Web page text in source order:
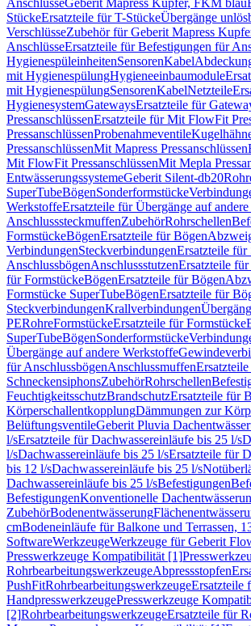
AnschlüsseGeberit Mapress Kupfer, FKM blau
StückeErsatzteile für T-StückeÜbergänge
VerschlüsseZubehör für Geberit Mapress
AnschlüsseErsatzteile für Befestigungen für
HygienespüleinheitenSensorenKabel
mit HygienespülungHygieneeinbaumodule
mit HygienespülungSensorenKabelNetzteile
HygienesystemGatewaysErsatzteile für
PressanschlüssenErsatzteile für Mit FlowFit
PressanschlüssenProbenahmeventile
PressanschlüssenMit Mapress Pressanschlüssen
Mit FlowFit PressanschlüssenMit Mepla
EntwässerungssystemeGeberit Silent-db20
SuperTubeBögenSonderformstücke
WerkstoffeErsatzteile für Übergänge auf
AnschlusssteckmuffenZubehörRohrschellen
FormstückeBögenErsatzteile für Bögen
VerbindungenSteckverbindungenErsatzteile für
AnschlussbögenAnschlussstutzenErsatzteile für
für FormstückeBögenErsatzteile für Bögen
Formstücke SuperTubeBögenErsatzteile für
SteckverbindungenKrallverbindungen
PERohreFormstückeErsatzteile für Formstücke
SuperTubeBögenSonderformstücke
Übergänge auf andere Werkstoffe
für AnschlussbögenAnschlussmuffen
SchneckensiphonsZubehörRohrschellen
FeuchtigkeitsschutzBrandschutzErsatzteile für
KörperschallentkopplungDämmungen zur
BelüftungsventileGeberit Pluvia
l/sErsatzteile für Dachwassereinläufe bis 25 l/s
l/sDachwassereinläufe bis 25 l/sErsatzteile für
bis 12 l/sDachwassereinläufe bis 25 l/s
Dachwassereinläufe bis 25 l/sBefestigungen
BefestigungenKonventionelle
ZubehörBodenentwässerung
cmBodeneinläufe für Balkone und Terrassen,
SoftwareWerkzeugeWerkzeuge für Geberit
Presswerkzeuge Kompatibilität [1]
RohrbearbeitungswerkzeugeAbpressstopfen
PushFitRohrbearbeitungswerkzeugeErsatzteile
HandpresswerkzeugePresswerkzeuge
[2]RohrbearbeitungswerkzeugeErsatzteile für